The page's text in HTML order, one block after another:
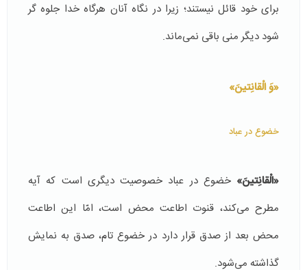
برای خود قائل نیستند؛ زیرا در نگاه آنان هرگاه خدا جلوه گر
شود دیگر منی باقی نمی‌ماند.
«وَ الْقانِتینَ»
خضوع در عباد
«الْقانِتینَ»خضوع در عباد خصوصیت دیگری است كه آیه
مطرح می‌كند، قنوت اطاعت محض است، امّا این اطاعت
محض بعد از صدق قرار دارد در خضوع تام، صدق به نمایش
گذاشته می‌شود.